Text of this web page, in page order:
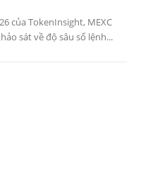
của TokenInsight, MEXC
sát về độ sâu sổ lệnh...